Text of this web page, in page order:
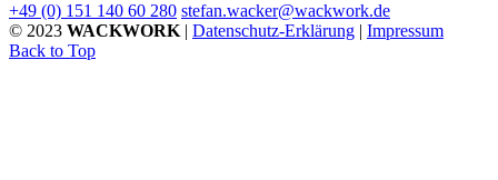
+49 (0) 151 140 60 280 stefan.wacker@wackwork.de
© 2023 WACKWORK | Datenschutz-Erklärung | Impressum
Back to Top